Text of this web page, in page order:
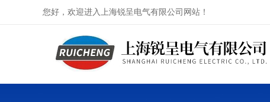
您好，欢迎进入上海锐呈电气有限公司网站！